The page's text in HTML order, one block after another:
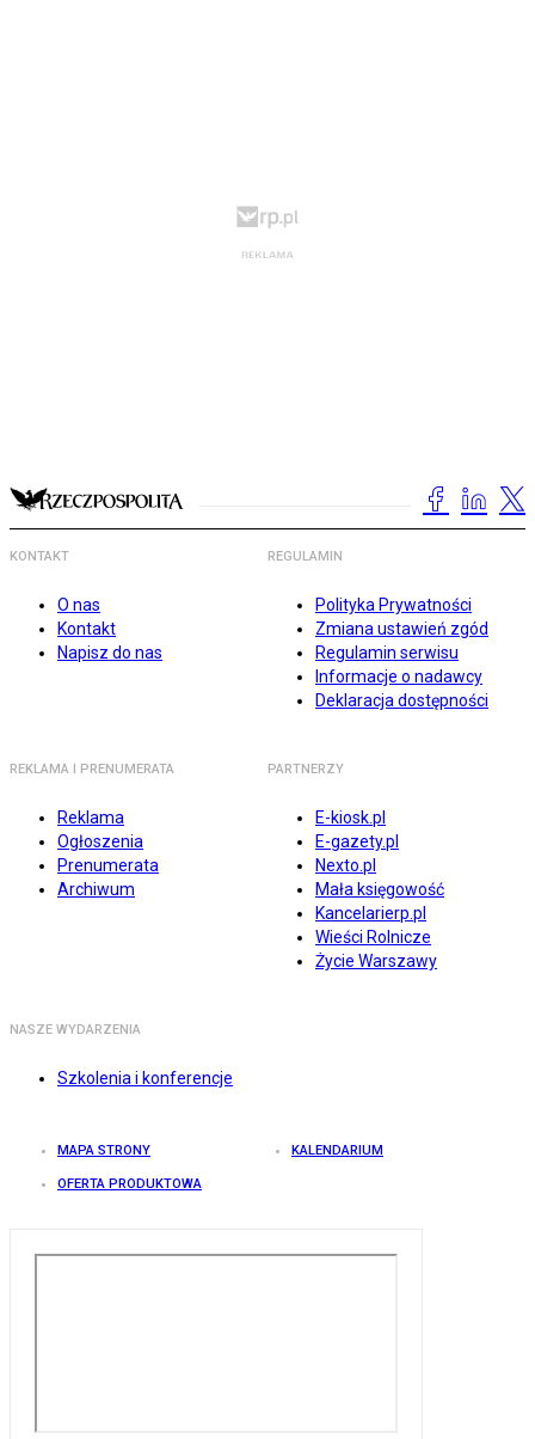
KONTAKT
O nas
Kontakt
Napisz do nas
REGULAMIN
Polityka Prywatności
Zmiana ustawień zgód
Regulamin serwisu
Informacje o nadawcy
Deklaracja dostępności
REKLAMA I PRENUMERATA
Reklama
Ogłoszenia
Prenumerata
Archiwum
PARTNERZY
E-kiosk.pl
E-gazety.pl
Nexto.pl
Mała księgowość
Kancelarierp.pl
Wieści Rolnicze
Życie Warszawy
NASZE WYDARZENIA
Szkolenia i konferencje
MAPA STRONY KALENDARIUM
OFERTA PRODUKTOWA